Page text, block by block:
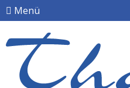
Menü